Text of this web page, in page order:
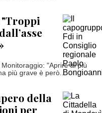
"Troppi
"Aprire al più
più grave è però...
della
per